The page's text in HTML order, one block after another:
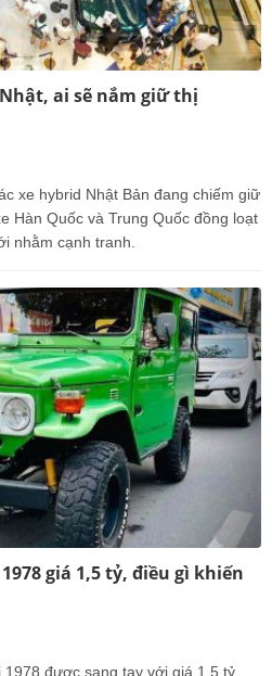
ai sẽ nắm giữ thị
xe hybrid Nhật Bản đang chiếm giữ
Hàn Quốc và Trung Quốc đồng loạt
nhằm cạnh tranh.
giá 1,5 tỷ, điều gì khiến
được sang tay với giá 1,5 tỷ